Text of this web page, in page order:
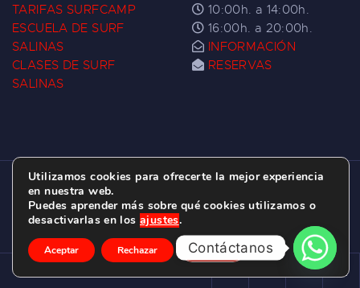
TARIFAS SURFCAMP
ESCUELA DE SURF
SALINAS
CLASES DE SURF
SALINAS
10:00h. a 14:00h.
16:00h. a 20:00h.
INFORMACIÓN
RESERVAS
ESCUELA DE SURF LAS DUNAS ©
2026.
C/ BERNARDO ÁLVAREZ GALAN 1, SALINAS
(ASTURIAS)
Utilizamos cookies para ofrecerte la mejor experiencia
en nuestra web.
Puedes aprender más sobre qué cookies utilizamos o
desactivarlas en los ajustes.
Aceptar Rechazar Ajustes
Contáctanos